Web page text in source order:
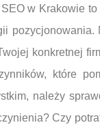
w Krakowie
konkretnej
które
należy
Czy